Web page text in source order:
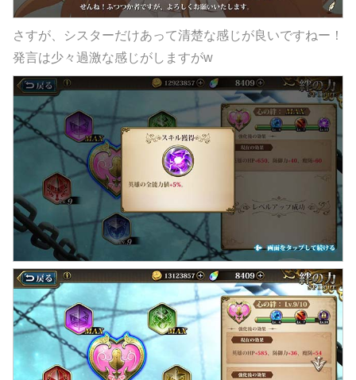
さすが、シスターだけあって清楚な感じが良いですねー！
発言は少々過激な感じがしますがw